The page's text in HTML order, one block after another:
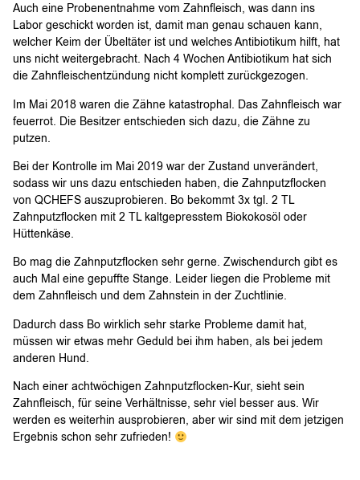
Auch eine Probenentnahme vom Zahnfleisch, was dann ins
Labor geschickt worden ist, damit man genau schauen kann,
welcher Keim der Übeltäter ist und welches Antibiotikum hilft, hat
uns nicht weitergebracht. Nach 4 Wochen Antibiotikum hat sich
die Zahnfleischentzündung nicht komplett zurückgezogen.
Im Mai 2018 waren die Zähne katastrophal. Das Zahnfleisch war
feuerrot. Die Besitzer entschieden sich dazu, die Zähne zu
putzen.
Bei der Kontrolle im Mai 2019 war der Zustand unverändert,
sodass wir uns dazu entschieden haben, die Zahnputzflocken
von QCHEFS auszuprobieren. Bo bekommt 3x tgl. 2 TL
Zahnputzflocken mit 2 TL kaltgepresstem Biokokosöl oder
Hüttenkäse.
Bo mag die Zahnputzflocken sehr gerne. Zwischendurch gibt es
auch Mal eine gepuffte Stange. Leider liegen die Probleme mit
dem Zahnfleisch und dem Zahnstein in der Zuchtlinie.
Dadurch dass Bo wirklich sehr starke Probleme damit hat,
müssen wir etwas mehr Geduld bei ihm haben, als bei jedem
anderen Hund.
Nach einer achtwöchigen Zahnputzflocken-Kur, sieht sein
Zahnfleisch, für seine Verhältnisse, sehr viel besser aus. Wir
werden es weiterhin ausprobieren, aber wir sind mit dem jetzigen
Ergebnis schon sehr zufrieden!